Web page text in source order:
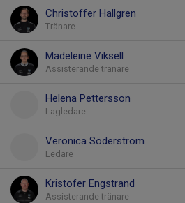
Christoffer Hallgren
Tränare
Madeleine Viksell
Assisterande tränare
Helena Pettersson
Lagledare
Veronica Söderström
Ledare
Kristofer Engstrand
Assisterande tränare